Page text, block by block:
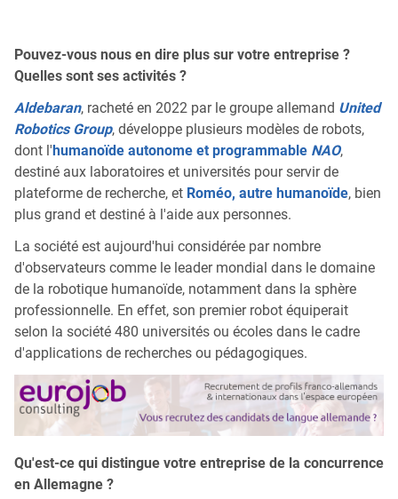
Pouvez-vous nous en dire plus sur votre entreprise ?
Quelles sont ses activités ?
Aldebaran, racheté en 2022 par le groupe allemand United
Robotics Group, développe plusieurs modèles de robots,
dont l'humanoïde autonome et programmable NAO,
destiné aux laboratoires et universités pour servir de
plateforme de recherche, et Roméo, autre humanoïde, bien
plus grand et destiné à l'aide aux personnes.
La société est aujourd'hui considérée par nombre
d'observateurs comme le leader mondial dans le domaine
de la robotique humanoïde, notamment dans la sphère
professionnelle. En effet, son premier robot équiperait
selon la société 480 universités ou écoles dans le cadre
d'applications de recherches ou pédagogiques.
Qu'est-ce qui distingue votre entreprise de la concurrence
en Allemagne ?